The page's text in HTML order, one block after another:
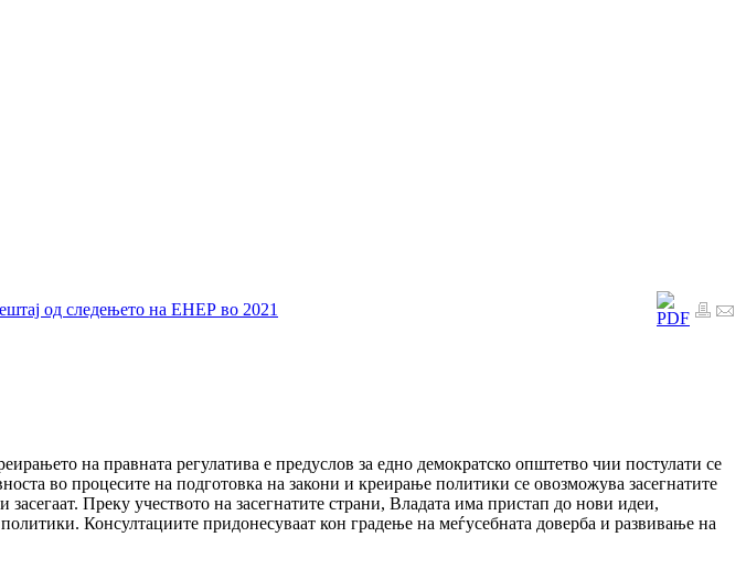
од следењето на ЕНЕР во 2021
на правната регулатива е предуслов за едно демократско општетво чии постулати се
во процесите на подготовка на закони и креирање политики се овозможува засегнатите
засегаат. Преку учеството на засегнатите страни, Владата има пристап до нови идеи,
Консултациите придонесуваат кон градење на меѓусебната доверба и развивање на